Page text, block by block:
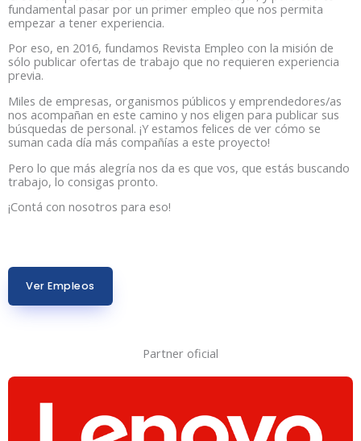
fundamental pasar por un primer empleo que nos permita
empezar a tener experiencia.
Por eso, en 2016, fundamos Revista Empleo con la misión de
sólo publicar ofertas de trabajo que no requieren experiencia
previa.
Miles de empresas, organismos públicos y emprendedores/as
nos acompañan en este camino y nos eligen para publicar sus
búsquedas de personal. ¡Y estamos felices de ver cómo se
suman cada día más compañías a este proyecto!
Pero lo que más alegría nos da es que vos, que estás buscando
trabajo, lo consigas pronto.
¡Contá con nosotros para eso!
Ver Empleos
Partner oficial